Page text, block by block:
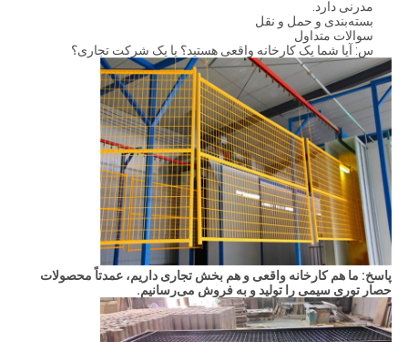
مدرنی دارد.
بسته‌بندی و حمل و نقل
سوالات متداول
س: آیا شما یک کارخانه واقعی هستید؟ یا یک شرکت تجاری؟
پاسخ: ما هم کارخانه واقعی و هم بخش تجاری داریم، عمدتاً محصولات
حصار توری سیمی را تولید و به فروش می‌رسانیم.